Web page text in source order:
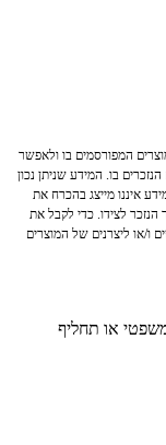
המפורסמים בו ולאפשר
בו. המידע שניתן נכון
איננו מייצג בהכרח את
לצידו. כדי לקבל את
ו/או ליצרנים של המוצרים
או תחליף